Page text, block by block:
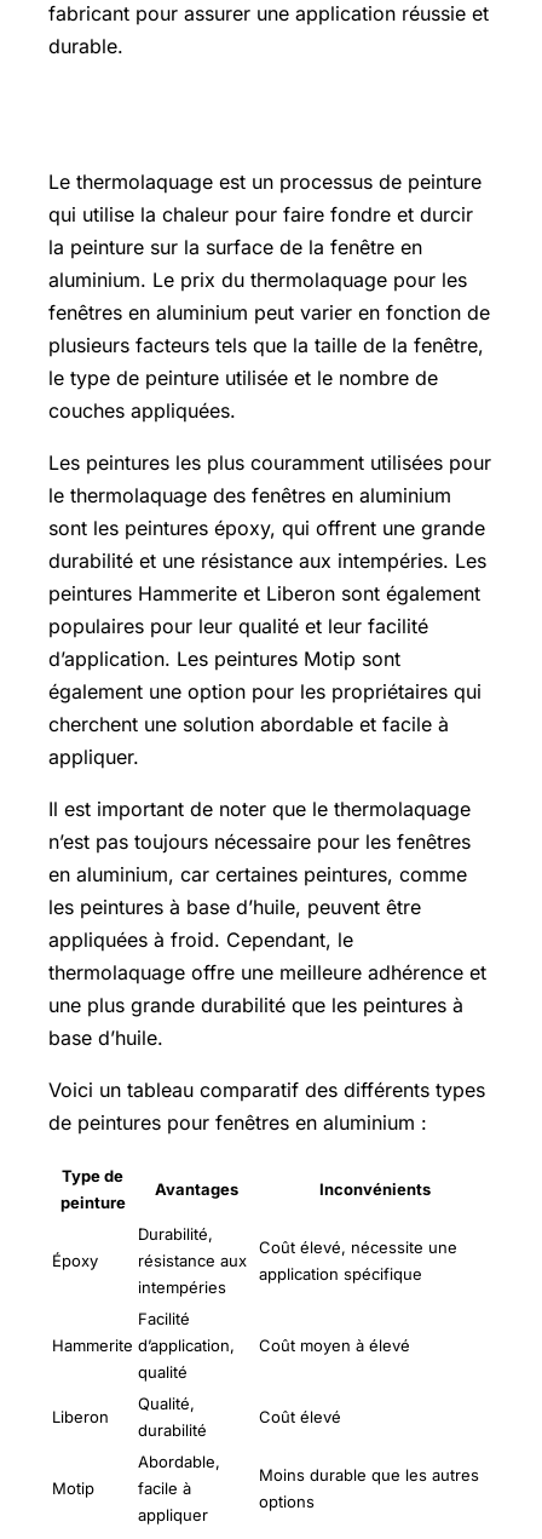
fabricant pour assurer une application réussie et
durable.
Le thermolaquage est un processus de peinture
qui utilise la chaleur pour faire fondre et durcir
la peinture sur la surface de la fenêtre en
aluminium. Le prix du thermolaquage pour les
fenêtres en aluminium peut varier en fonction de
plusieurs facteurs tels que la taille de la fenêtre,
le type de peinture utilisée et le nombre de
couches appliquées.
Les peintures les plus couramment utilisées pour
le thermolaquage des fenêtres en aluminium
sont les peintures époxy, qui offrent une grande
durabilité et une résistance aux intempéries. Les
peintures Hammerite et Liberon sont également
populaires pour leur qualité et leur facilité
d’application. Les peintures Motip sont
également une option pour les propriétaires qui
cherchent une solution abordable et facile à
appliquer.
Il est important de noter que le thermolaquage
n’est pas toujours nécessaire pour les fenêtres
en aluminium, car certaines peintures, comme
les peintures à base d’huile, peuvent être
appliquées à froid. Cependant, le
thermolaquage offre une meilleure adhérence et
une plus grande durabilité que les peintures à
base d’huile.
Voici un tableau comparatif des différents types
de peintures pour fenêtres en aluminium :
Type de
peinture
Avantages Inconvénients
Époxy
Durabilité,
résistance aux
intempéries
Coût élevé, nécessite une
application spécifique
Hammerite
Facilité
d’application,
qualité
Coût moyen à élevé
Liberon
Qualité,
durabilité
Coût élevé
Motip
Abordable,
facile à
appliquer
Moins durable que les autres
options